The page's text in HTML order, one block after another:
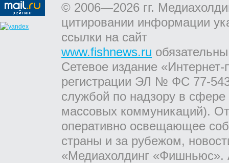
© 2006—2026 гг.
цитировании информации
ссылки на сайт
www.fishnews.ru
Сетевое издание
регистрации ЭЛ № ФС 77-
службой по надзору в
массовых коммуникаций).
оперативно освещающее
страны и за рубежом,
«Медиахолдинг «Фишньюс».